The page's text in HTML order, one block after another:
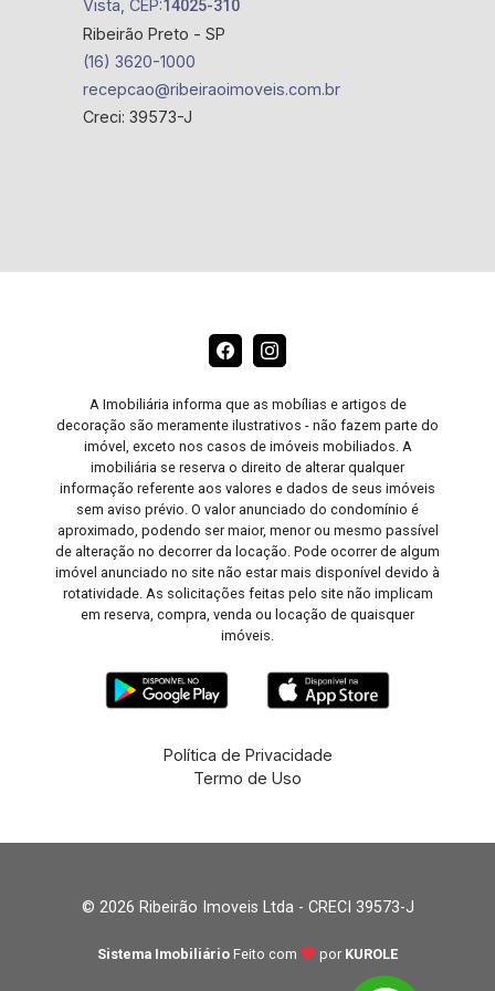
Vista, CEP:14025-310
Ribeirão Preto - SP
(16) 3620-1000
recepcao@ribeiraoimoveis.com.br
Creci: 39573-J
A Imobiliária informa que as mobílias e artigos de
decoração são meramente ilustrativos - não fazem parte do
imóvel, exceto nos casos de imóveis mobiliados. A
imobiliária se reserva o direito de alterar qualquer
informação referente aos valores e dados de seus imóveis
sem aviso prévio. O valor anunciado do condomínio é
aproximado, podendo ser maior, menor ou mesmo passível
de alteração no decorrer da locação. Pode ocorrer de algum
imóvel anunciado no site não estar mais disponível devido à
rotatividade. As solicitações feitas pelo site não implicam
em reserva, compra, venda ou locação de quaisquer
imóveis.
Política de Privacidade
Termo de Uso
© 2026 Ribeirão Imoveis Ltda - CRECI 39573-J
Sistema Imobiliário Feito com por KUROLE